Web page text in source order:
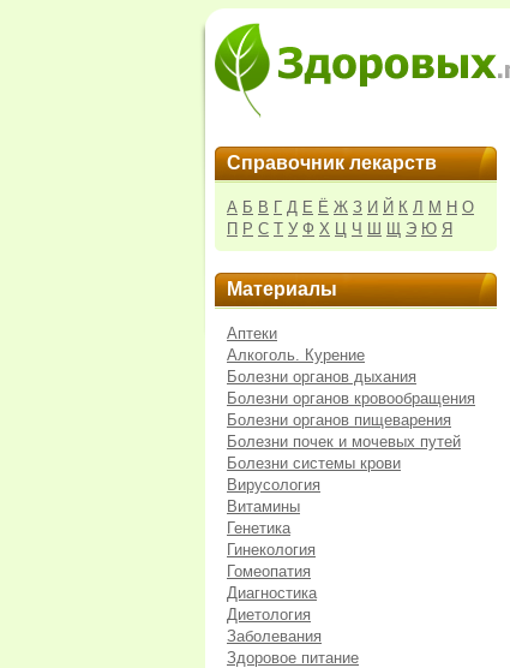
Справочник лекарств
А Б В Г Д Е Ё Ж З И Й К Л М Н О
П Р С Т У Ф Х Ц Ч Ш Щ Э Ю Я
Материалы
Аптеки
Алкоголь. Курение
Болезни органов дыхания
Болезни органов кровообращения
Болезни органов пищеварения
Болезни почек и мочевых путей
Болезни системы крови
Вирусология
Витамины
Генетика
Гинекология
Гомеопатия
Диагностика
Диетология
Заболевания
Здоровое питание